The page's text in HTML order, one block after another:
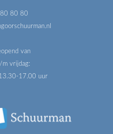
80 80 80
van
m vrijdag:
17.00 uur